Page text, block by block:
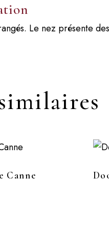
Le nez présente
Canne